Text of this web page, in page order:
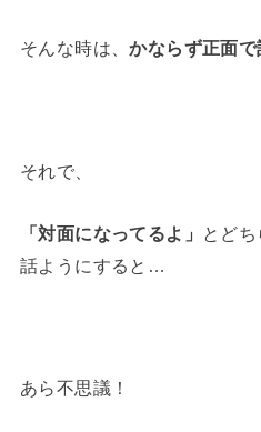
そんな時は、かならず正面で
それで、
「対面になってるよ」
とど
話ようにすると…
あら不思議！